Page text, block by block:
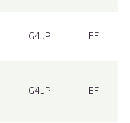
G4JP EF
G4JP EF